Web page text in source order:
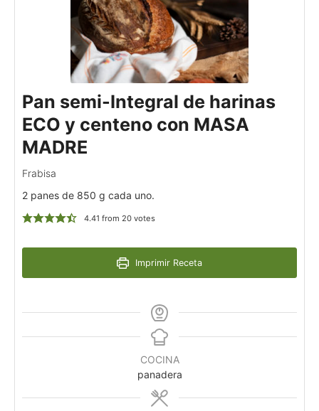
Pan semi-Integral de harinas
ECO y centeno con MASA
MADRE
Frabisa
2 panes de 850 g cada uno.
4.41 from 20votes
Imprimir Receta
COCINA
panadera